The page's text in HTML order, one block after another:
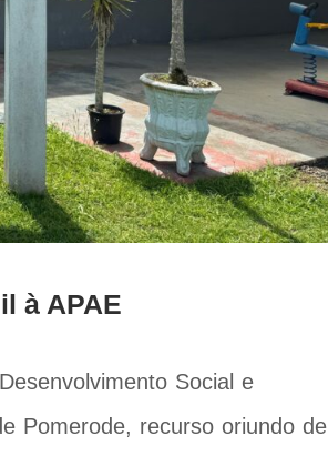
à APAE
Social e
Pomerode, recurso oriundo de